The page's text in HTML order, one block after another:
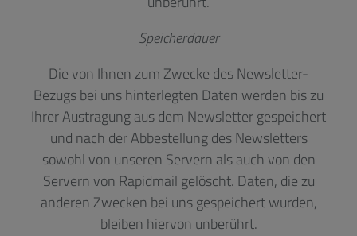
Speicherdauer
Die von Ihnen zum Zwecke des Newsletter-
Bezugs bei uns hinterlegten Daten werden bis zu
Ihrer Austragung aus dem Newsletter gespeichert
und nach der Abbestellung des Newsletters
sowohl von unseren Servern als auch von den
Servern von Rapidmail gelöscht. Daten, die zu
anderen Zwecken bei uns gespeichert wurden,
bleiben hiervon unberührt.